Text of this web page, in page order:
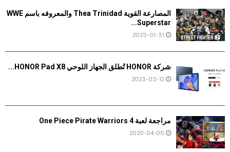
المصارعة القوية Thea Trinidad والمعروفه باسم WWE
Superstar...
2023-01-31
شركة HONOR تُطلق الجهاز اللوحي HONOR Pad X8...
2023-03-12
مراجعة لعبة One Piece Pirate Warriors 4
2020-04-05